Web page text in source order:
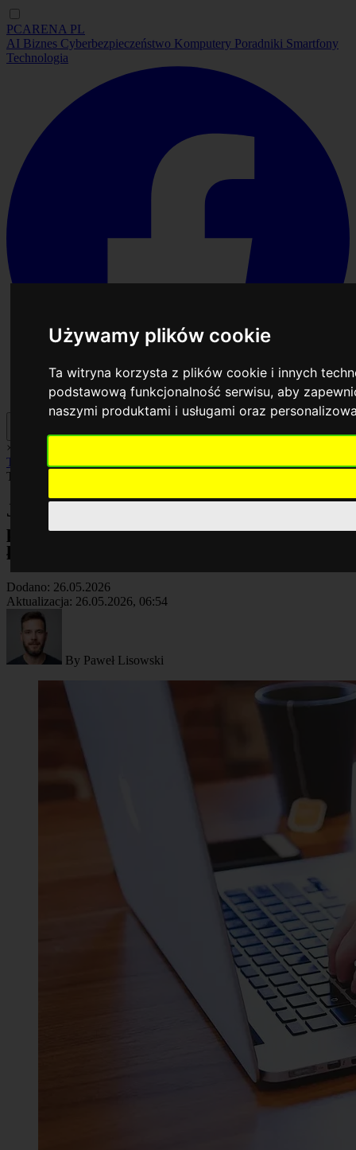
Używamy plików cookie
Ta witryna korzysta z plików cookie i innych
podstawową funkcjonalność serwisu,aby
naszymi produktami i usługami oraz
PCARENA PL
AI Biznes Cyberbezpieczeństwo Komputery Poradniki Smartfony
Technologia
×
Technologia
Technologia
Jak korzystać z mObywatel do
potwierdzania wieku i uprawnień z
łatwością
Dodano: 26.05.2026
Aktualizacja: 26.05.2026, 06:54
By Paweł Lisowski